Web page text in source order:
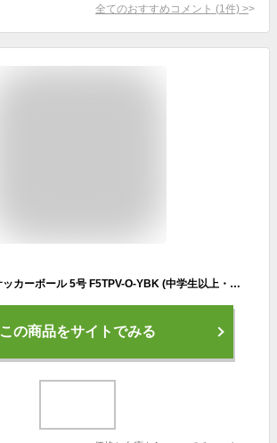
全てのおすすめコメント (1 件) >
ミカサ(MIKASA) サッカーボール 5号 F5TPV-O-YBK (中学生以上・一般) オレンジ 推奨内圧0.4~0.6(kgf/㎠) F5TPV-O-YBK
この商品をサイトでみる